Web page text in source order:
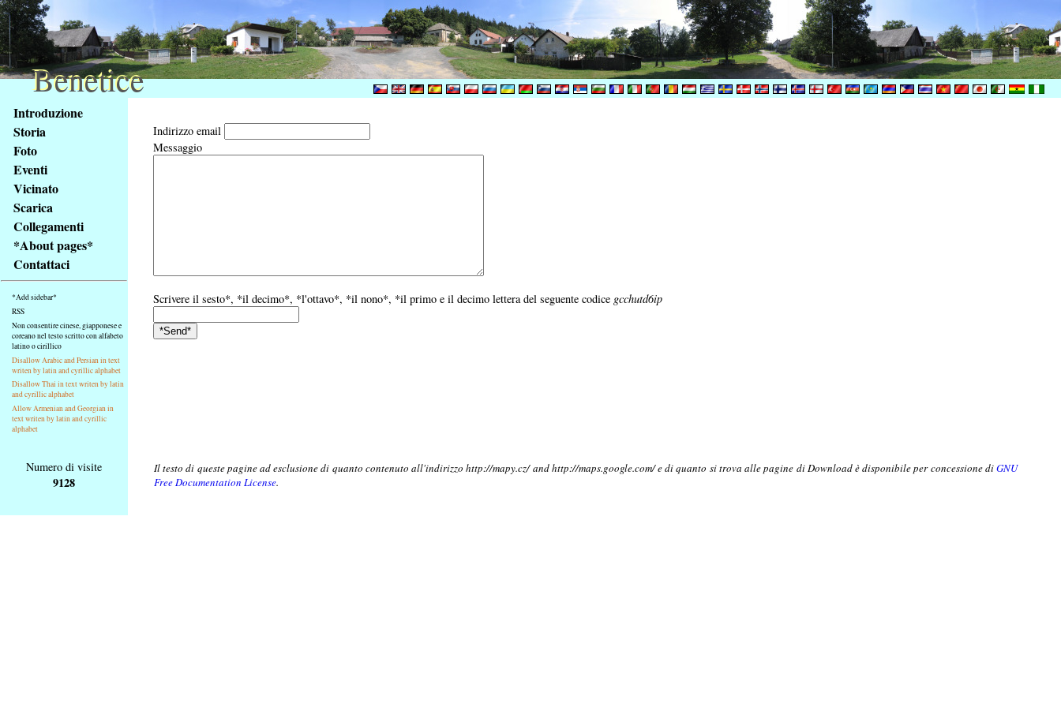
obsah
stránky
Klávesové
zkratky
tomto
webu
základní
Hlavní
strana
Introduzione
Storia
Foto
Eventi
Vicinato
Scarica
Collegamenti
*About pages*
Contattaci
*Add sidebar*
RSS
Non consentire cinese, giapponese e
coreano nel testo scritto con alfabeto
latino o cirillico
Disallow Arabic and Persian in text
writen by latin and cyrillic alphabet
Disallow Thai in text writen by latin
and cyrillic alphabet
Allow Armenian and Georgian in
text writen by latin and cyrillic
alphabet
Indirizzo email
Messaggio
Scrivere il sesto*, *il decimo*, *l'ottavo*, *il nono*, *il primo e il decimo lettera del seguente codice gcchutd6ip
Numero di visite
9128
Il testo di queste pagine ad esclusione di quanto contenuto all'indirizzo http://mapy.cz/ and http://maps.google.com/ e di quanto si trova alle pagine di Download è disponibile per concessione diGNU
Free Documentation License.
Benetice
Benetice